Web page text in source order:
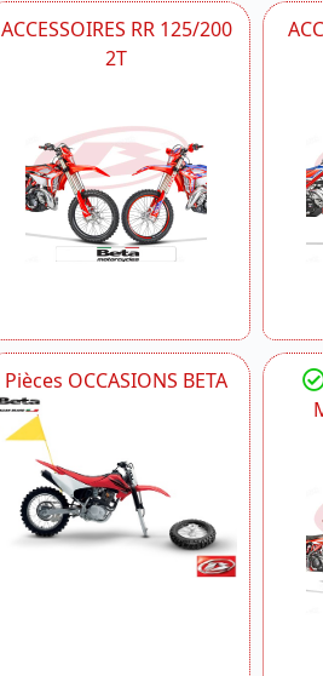
ACCESSOIRES RR 125/200
2T
Pièces OCCASIONS BETA